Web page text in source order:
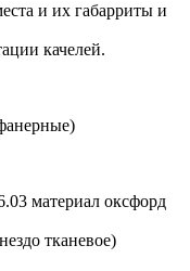
и их габарриты и
качелей.
материал оксфорд
тканевое)